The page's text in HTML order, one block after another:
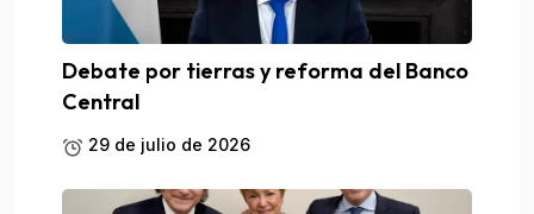
Debate por tierras y reforma del Banco
Central
29 de julio de 2026